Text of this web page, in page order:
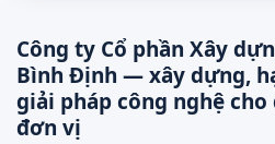
Công ty Cổ phần Xây
Bình Định — xây dựng,
giải pháp công nghệ
đơn vị